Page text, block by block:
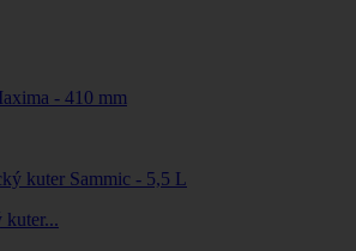
- 410 mm
kuter...